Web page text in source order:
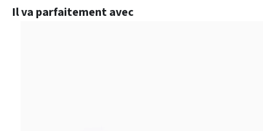
Ignorer la galerie de produits
Il va parfaitement avec